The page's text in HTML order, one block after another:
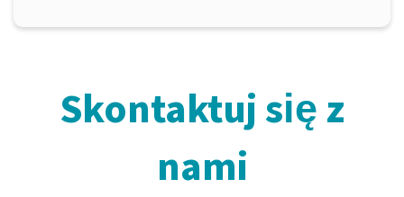
Skontaktuj się z
nami